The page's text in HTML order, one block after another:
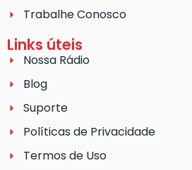
Trabalhe Conosco
Links úteis
Nossa Rádio
Blog
Suporte
Políticas de Privacidade
Termos de Uso